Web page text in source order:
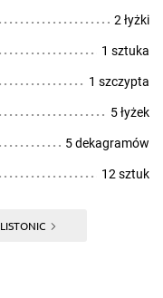
2 łyżki
1 sztuka
1 szczypta
5 łyżek
5 dekagramów
12 sztuk
LISTONIC